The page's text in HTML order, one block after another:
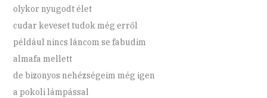
olykor nyugodt élet
cudar keveset tudok még erről
például nincs láncom se fabudim
almafa mellett
de bizonyos nehézségeim még igen
a pokoli lámpással